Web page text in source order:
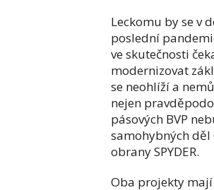
Leckomu by se v
poslední
ve skutečnosti
modernizovat
se neohlíží a
nejen
pásových BVP
samohybných děl
obrany SPYDER.
Oba projekty